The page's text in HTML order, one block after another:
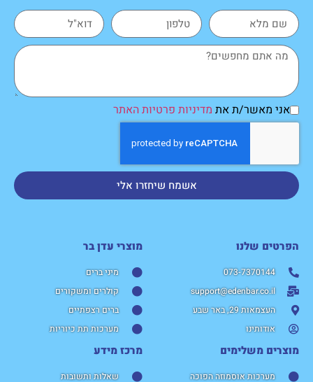
אני מאשר/ת את מדיניות פרטיות האתר
אשמח שיחזרו אלי
הפרטים שלנו
073-7370144
support@edenbar.co.il
העצמאות 29, באר שבע
אודותינו
מוצרי עדן בר​
מיני ברים
קולרים ומשקורים
ברים רצפתיים
מערכות תת כיוריות
מוצרים משלימים
מערכות אוסמוזה הפוכה
מרכז מידע
שאלות ותשובות